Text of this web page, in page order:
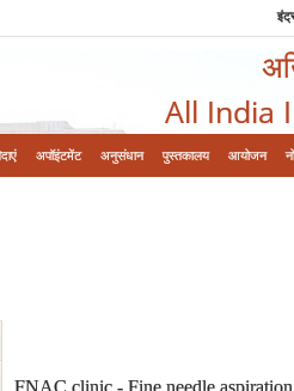
All India
अपॉइंटमेंट अनुसंधान पुस्तकालय आयोजन
FNAC clinic - Fine needle